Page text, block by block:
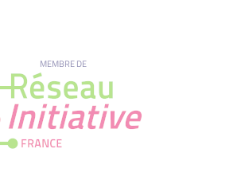
MEMBRE DE